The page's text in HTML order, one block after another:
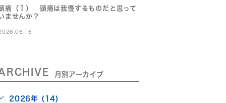
痛（１） 頭痛は我慢するものだと思って
ませんか？
月別アーカイブ
2026年 (14)